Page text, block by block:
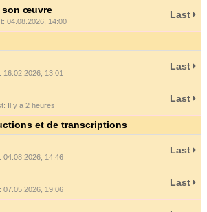
son œuvre
04.08.2026, 14:00
Last
13:01
Last
Il y a 2 heures
Last
et de transcriptions
04.08.2026, 14:46
Last
07.05.2026, 19:06
Last